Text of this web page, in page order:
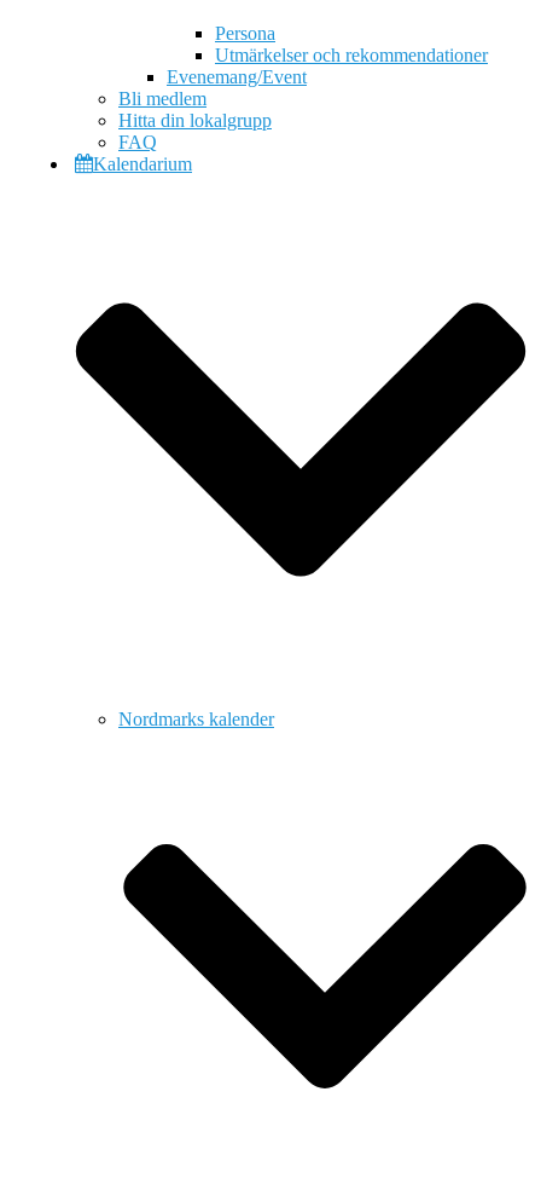
Persona
Utmärkelser och rekommendationer
Evenemang/Event
Bli medlem
Hitta din lokalgrupp
FAQ
Kalendarium
Nordmarks kalender